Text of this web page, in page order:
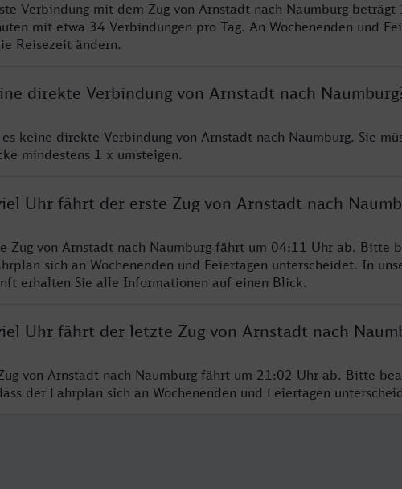
Verbindung mit dem Zug von Arnstadt nach Naumburg beträgt
mit etwa 34 Verbindungen pro Tag. An Wochenenden und
Reisezeit ändern.
direkte Verbindung von Arnstadt nach
keine direkte Verbindung von Arnstadt nach Naumburg. Sie
mindestens 1 x umsteigen.
Uhr fährt der erste Zug von Arnstadt nach
Zug von Arnstadt nach Naumburg fährt um 04:11 Uhr ab. Bitte
sich an Wochenenden und Feiertagen unterscheidet. In
erhalten Sie alle Informationen auf einen Blick.
Uhr fährt der letzte Zug von Arnstadt nach
von Arnstadt nach Naumburg fährt um 21:02 Uhr ab. Bitte
der Fahrplan sich an Wochenenden und Feiertagen